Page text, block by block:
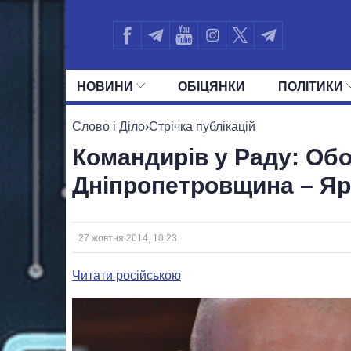
НОВИНИ ОБIЦЯНКИ ПОЛIТИКИ
УСІ ПОЛІТИКИ
Слово і Діло›Стрічка публікацій
Командирів у Раду:
Дніпропетровщина –
27 жовтня 2014, 10:23
Читати російською